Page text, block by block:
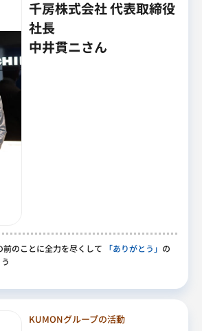
千房株式会社 代表取締役
社長
中井貫ニさん
前のことに全力を尽くして 「ありがとう」 の
KUMONグループの活動